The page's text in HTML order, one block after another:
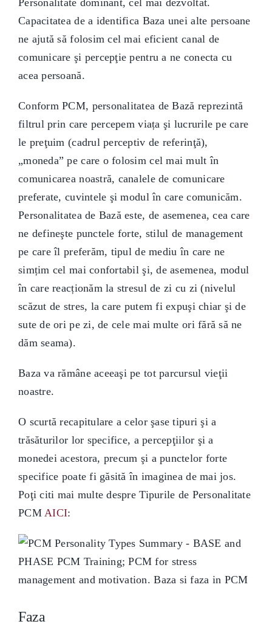
Personalitate dominant, cel mai dezvoltat.
Capacitatea de a identifica Baza unei alte persoane
ne ajută să folosim cel mai eficient canal de
comunicare şi percepţie pentru a ne conecta cu
acea persoană.
Conform PCM, personalitatea de Bază reprezintă
filtrul prin care percepem viața şi lucrurile pe care
le preţuim (cadrul perceptiv de referinţă),
„moneda” pe care o folosim cel mai mult în
comunicarea noastră, canalele de comunicare
preferate, cuvintele şi modul în care comunicăm.
Personalitatea de Bază este, de asemenea, cea care
ne defineşte punctele forte, stilul de management
pe care îl preferăm, tipul de mediu în care ne
simțim cel mai confortabil şi, de asemenea, modul
în care reacționăm la stresul de zi cu zi (nivelul
scăzut de stres, la care putem fi expuşi chiar şi de
sute de ori pe zi, de cele mai multe ori fără să ne
dăm seama).
Baza va rămâne aceeaşi pe tot parcursul vieţii
noastre.
O scurtă recapitulare a celor şase tipuri şi a
trăsăturilor lor specifice, a percepţiilor şi a
monedei acestora, precum şi a punctelor forte
specifice poate fi găsită în imaginea de mai jos.
Poţi citi mai multe despre Tipurile de Personalitate
PCMAICI:
Faza